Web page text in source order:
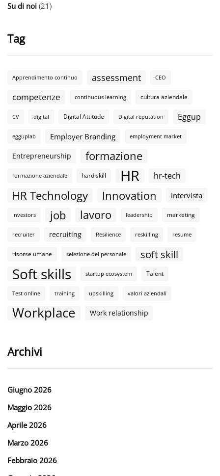
Su di noi (21)
Tag
Apprendimento continuo assessment CEO
competenze continuous learning cultura aziendale
CV digital Digital Attitude Digital reputation Eggup
egguplab Employer Branding employment market
Entrepreneurship formazione
formazione aziendale hard skill HR hr-tech
HR Technology Innovation intervista
Investors job lavoro leadership marketing
recruiter recruiting Resilience reskilling resume
risorse umane selezione del personale soft skill
Soft skills startup ecosystem Talent
Test online training upskilling valori aziendali
Workplace Work relationship
Archivi
Giugno 2026
Maggio 2026
Aprile 2026
Marzo 2026
Febbraio 2026